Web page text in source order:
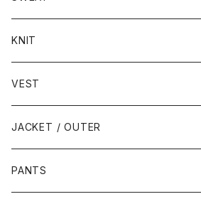
KNIT
VEST
JACKET / OUTER
PANTS